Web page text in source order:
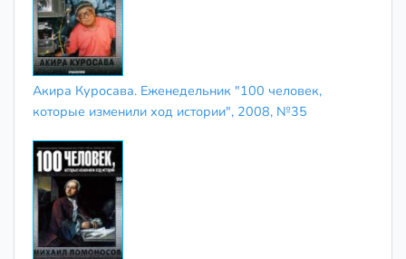
Акира Куросава. Еженедельник "100 человек,
которые изменили ход истории", 2008, №35